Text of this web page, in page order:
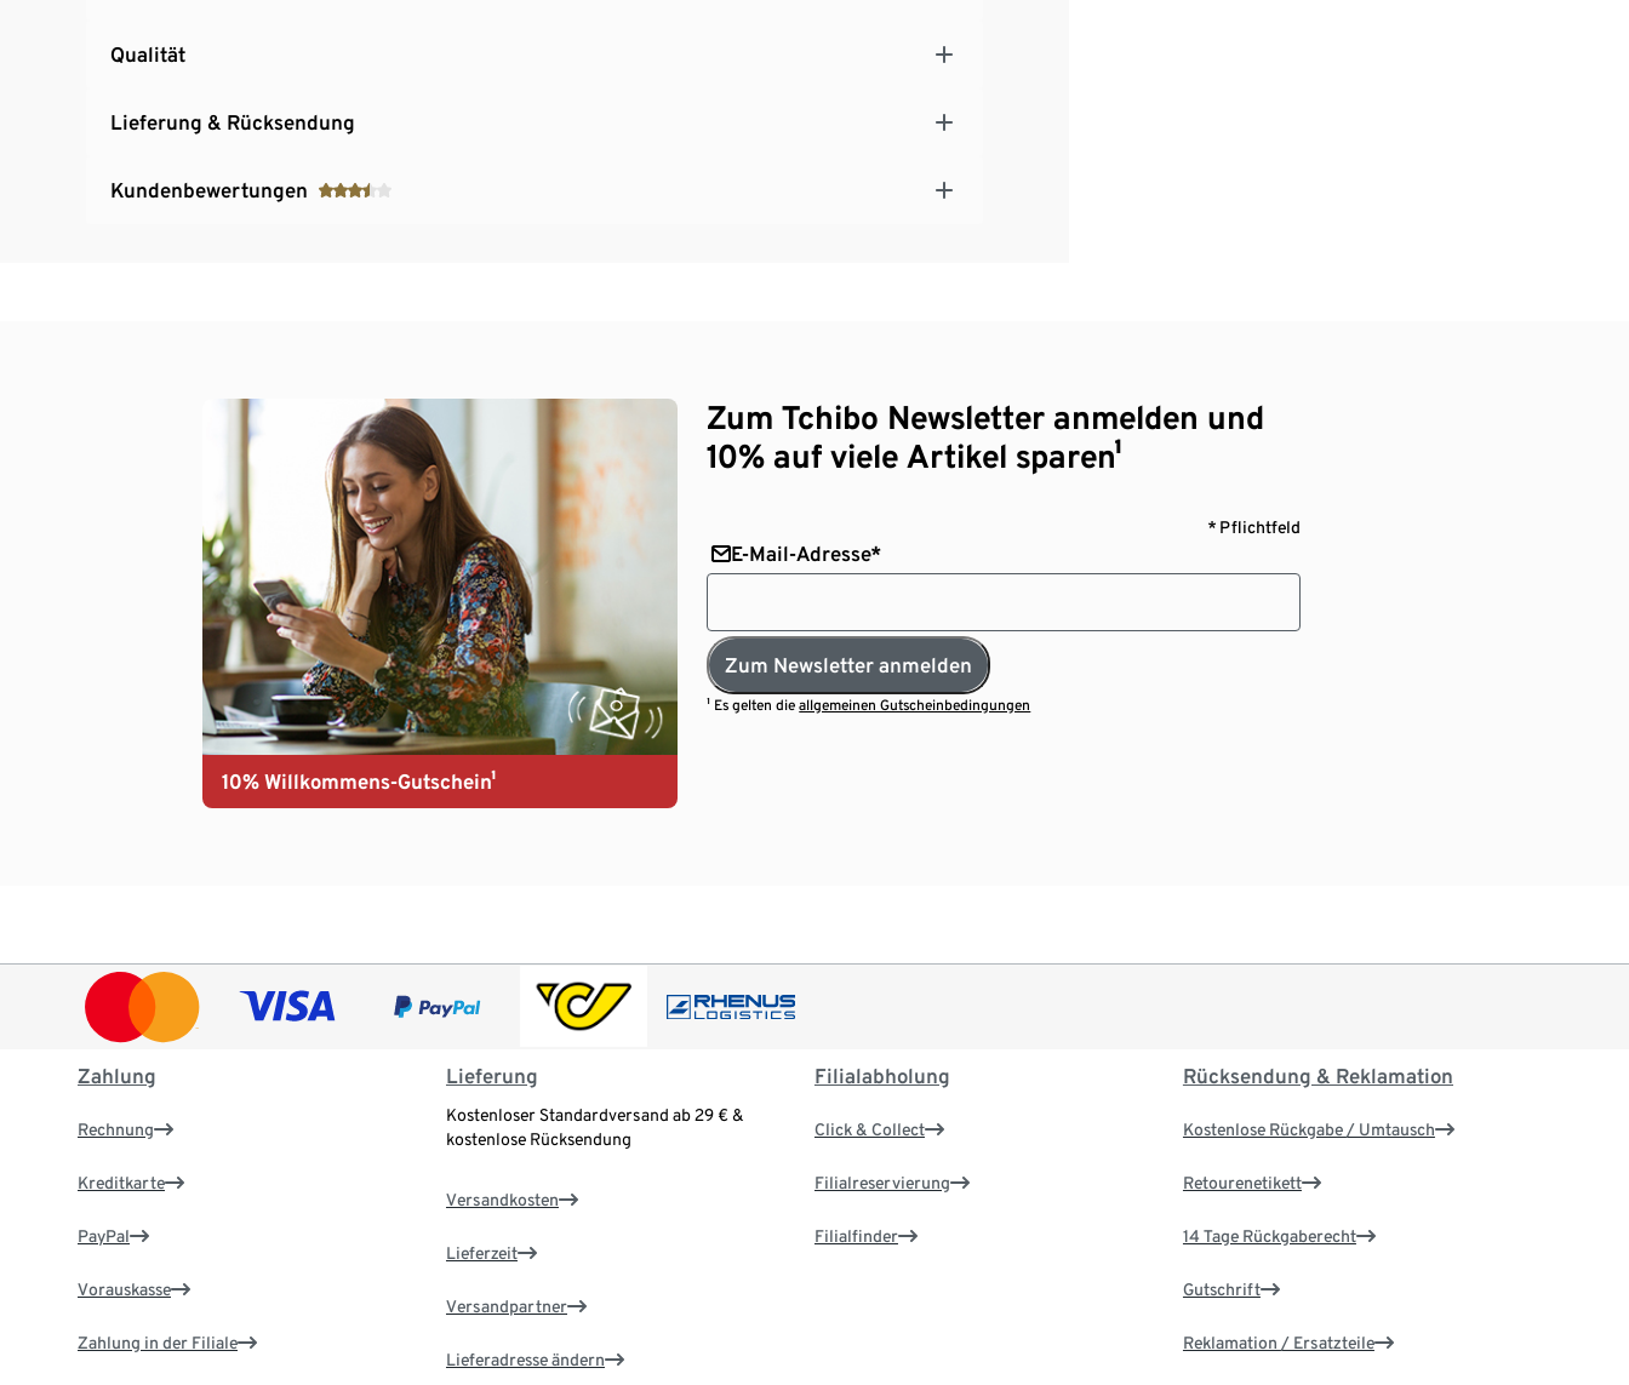
Qualität
Lieferung & Rücksendung
Kundenbewertungen
10% Willkommens-Gutschein¹
Zum Tchibo Newsletter anmelden und
10% auf viele Artikel sparen¹
* Pflichtfeld
E-Mail-Adresse*
Zum Newsletter anmelden
¹ Es gelten dieallgemeinen Gutscheinbedingungen
Zahlung
Rechnung
Kreditkarte
PayPal
Vorauskasse
Zahlung in der Filiale
Lieferung
Kostenloser Standardversand ab 29 € &
kostenlose Rücksendung
Versandkosten
Lieferzeit
Versandpartner
Lieferadresse ändern
Filialabholung
Click & Collect
Filialreservierung
Filialfinder
Rücksendung & Reklamation
Kostenlose Rückgabe / Umtausch
Retourenetikett
14 Tage Rückgaberecht
Gutschrift
Reklamation / Ersatzteile